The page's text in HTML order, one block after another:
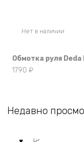
Нет в наличии
Обмотка руля
1790 ₽
Недавно